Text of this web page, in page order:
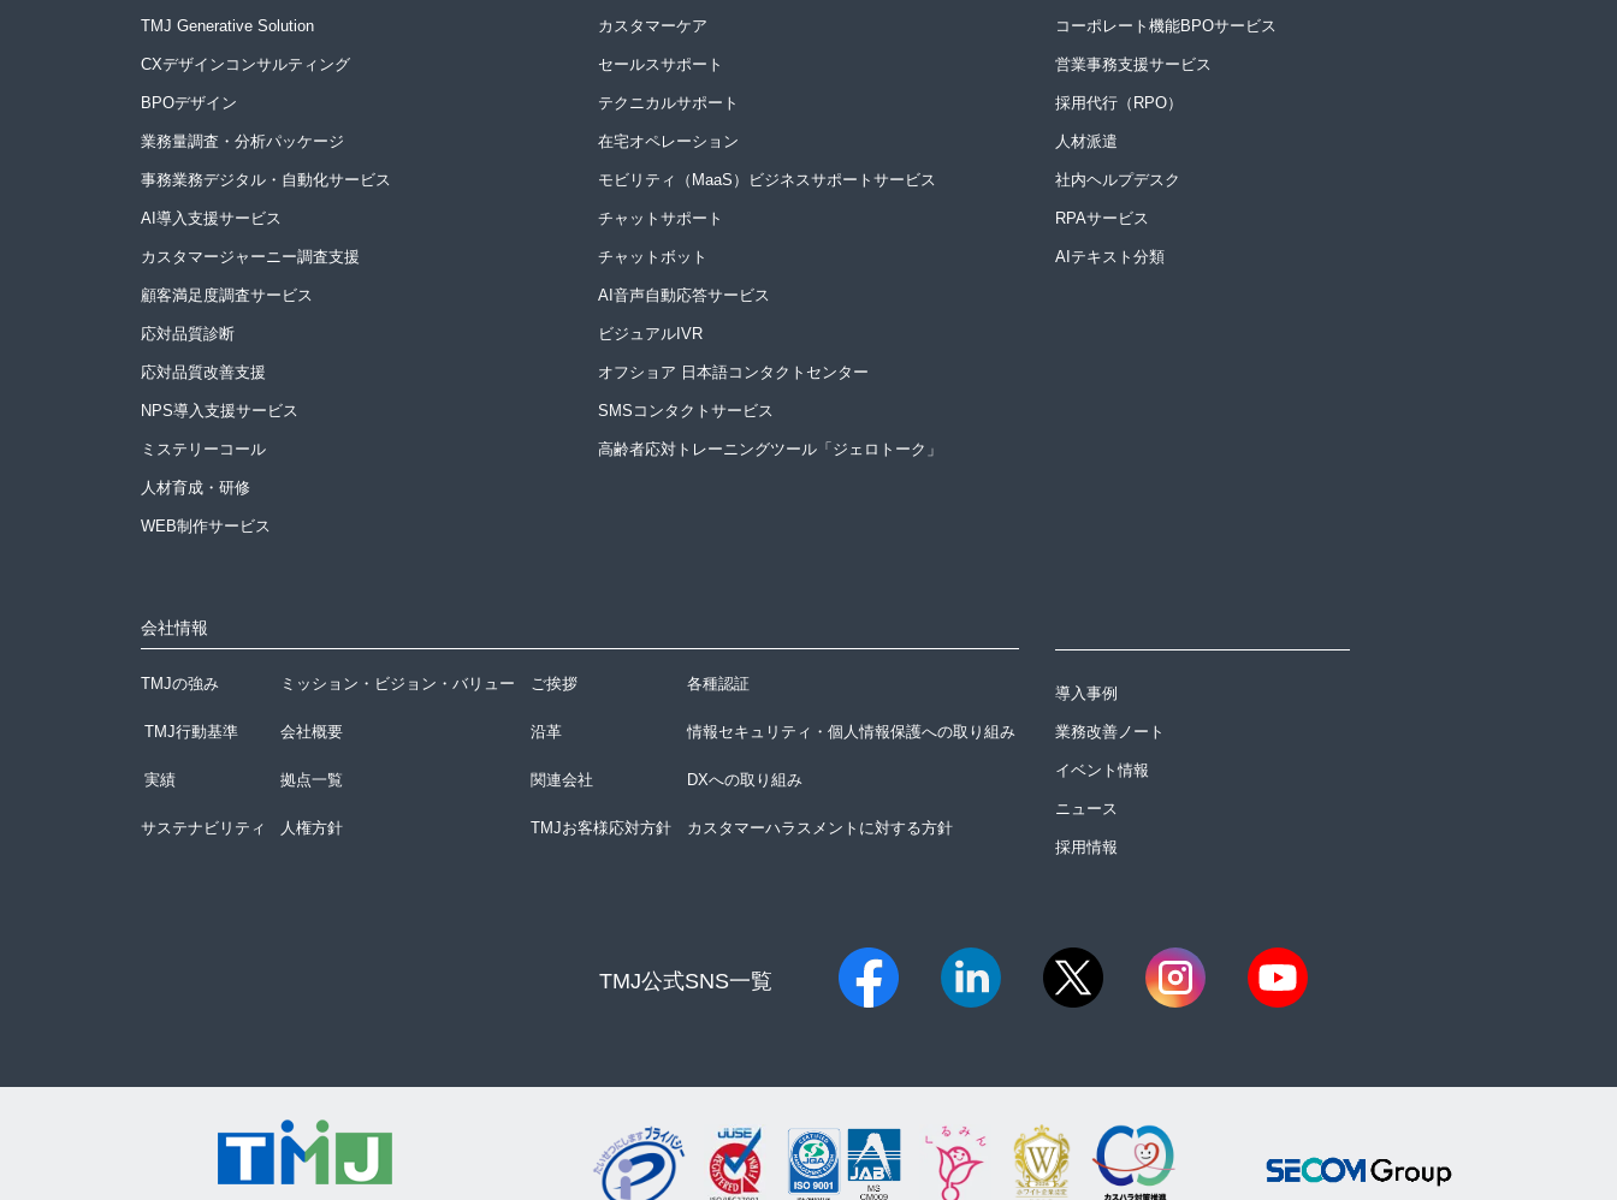
TMJ Generative Solution
CXデザインコンサルティング
BPOデザイン
業務量調査・分析パッケージ
事務業務デジタル・自動化サービス
AI導入支援サービス
カスタマージャーニー調査支援
顧客満足度調査サービス
応対品質診断
応対品質改善支援
NPS導入支援サービス
ミステリーコール
人材育成・研修
WEB制作サービス
カスタマーケア
セールスサポート
テクニカルサポート
在宅オペレーション
モビリティ（MaaS）ビジネスサポートサービス
チャットサポート
チャットボット
AI音声自動応答サービス
ビジュアルIVR
オフショア 日本語コンタクトセンター
SMSコンタクトサービス
高齢者応対トレーニングツール「ジェロトーク」
コーポレート機能BPOサービス
営業事務支援サービス
採用代行（RPO）
人材派遣
社内ヘルプデスク
RPAサービス
AIテキスト分類
会社情報
TMJの強み ミッション・ビジョン・バリュー ご挨拶 各種認証
TMJ行動基準 会社概要 沿革 情報セキュリティ・個人情報保護への取り組み
実績 拠点一覧 関連会社 DXへの取り組み
サステナビリティ 人権方針 TMJお客様応対方針 カスタマーハラスメントに対する方針
導入事例
業務改善ノート
イベント情報
ニュース
採用情報
TMJ公式SNS一覧​